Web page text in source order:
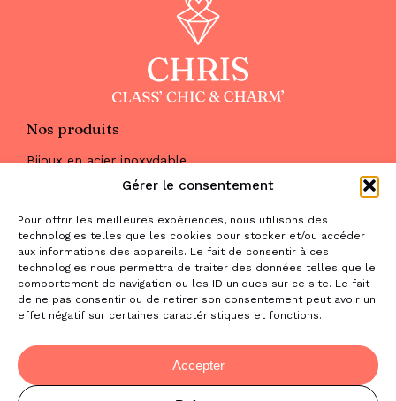
Gérer le consentement
Pour offrir les meilleures expériences, nous utilisons des
technologies telles que les cookies pour stocker et/ou accéder
aux informations des appareils. Le fait de consentir à ces
technologies nous permettra de traiter des données telles que le
comportement de navigation ou les ID uniques sur ce site. Le fait
de ne pas consentir ou de retirer son consentement peut avoir un
effet négatif sur certaines caractéristiques et fonctions.
Accepter
Nos produits
Bijoux en acier inoxydable
Maquillage
Parfums
Nous trouver
& nous contacter
2 place de la Liberté
31470 Saint-Lys
06 52 05 69 65